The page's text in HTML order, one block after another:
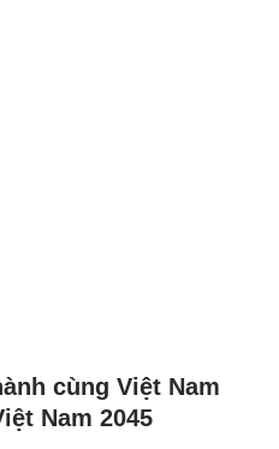
cùng Việt Nam
Nam 2045